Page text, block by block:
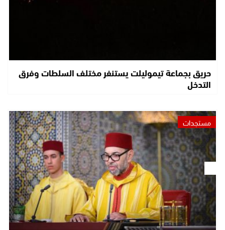
حريق بجماعة تيموليلت يستنفر مختلف السلطات وفرق
التدخل
مستجدات